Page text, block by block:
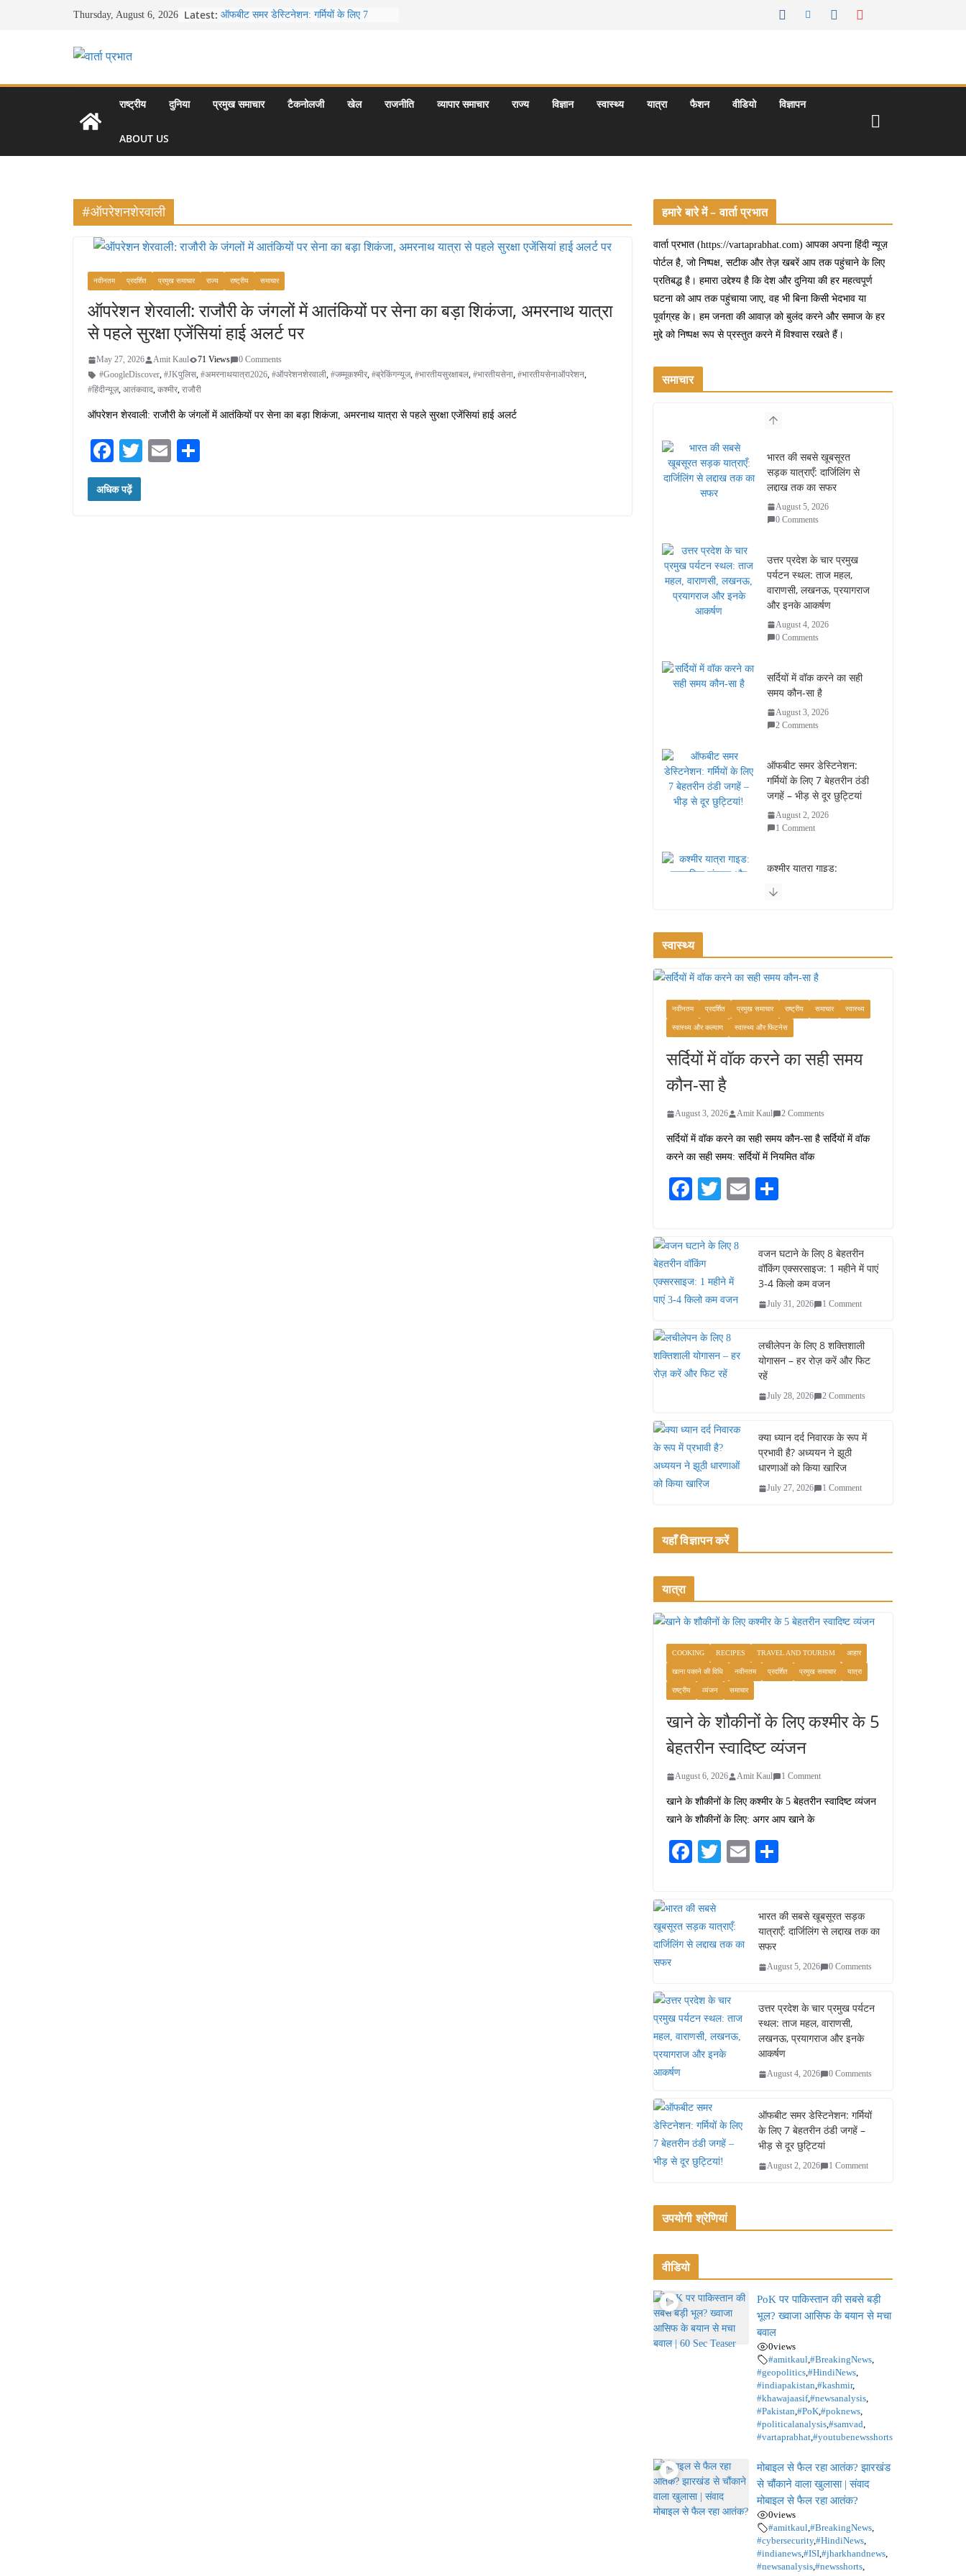
Thursday, August 6, 2026 Latest: ऑफबीट समर डेस्टिनेशन: गर्मियों के लिए 7
से लद्दाख तक का सफर
उत्तर प्रदेश के चार प्रमुख पर्यटन स्थल: ताज
राष्ट्रीय दुनिया प्रमुख समाचार टैकनोलजी खेल राजनीति व्यापार समाचार राज्य विज्ञान स्वास्थ्य यात्रा फैशन वीडियो विज्ञापन
ABOUT US
#ऑपरेशनशेरवाली
नवीनतम प्रदर्शित प्रमुख समाचार राज्य राष्ट्रीय समाचार
ऑपरेशन शेरवाली: राजौरी के जंगलों में आतंकियों पर सेना का बड़ा शिकंजा, अमरनाथ यात्रा
से पहले सुरक्षा एजेंसियां हाई अलर्ट पर
May 27, 2026 Amit Kaul 71 Views
0 Comments
#GoogleDiscover, #JKपुलिस, #अमरनाथयात्रा2026, #ऑपरेशनशेरवाली, #जम्मूकश्मीर, #ब्रेकिंगन्यूज, #भारतीयसुरक्षाबल, #भारतीयसेना, #भारतीयसेनाऑपरेशन,
#हिंदीन्यूज़, आतंकवाद, कश्मीर, राजौरी
ऑपरेशन शेरवाली: राजौरी के जंगलों में आतंकियों पर सेना का बड़ा शिकंजा, अमरनाथ यात्रा से पहले सुरक्षा एजेंसियां हाई अलर्ट
Fa
ce
bo
T
E
अधिक पढ़ें
हमारे बारे में – वार्ता प्रभात
वार्ता प्रभात (https://vartaprabhat.com) आपका अपना हिंदी न्यूज़
पोर्टल है, जो निष्पक्ष, सटीक और तेज़ खबरें आप तक पहुंचाने के लिए
प्रतिबद्ध है। हमारा उद्देश्य है कि देश और दुनिया की हर महत्वपूर्ण
घटना को आप तक पहुंचाया जाए, वह भी बिना किसी भेदभाव या
पूर्वाग्रह के। हम जनता की आवाज़ को बुलंद करने और समाज के हर
मुद्दे को निष्पक्ष रूप से प्रस्तुत करने में विश्वास रखते हैं।
समाचार
भारत की सबसे खूबसूरत
सड़क यात्राएँ: दार्जिलिंग से
लद्दाख तक का सफर
August 5, 2026
0 Comments
उत्तर प्रदेश के चार प्रमुख
पर्यटन स्थल: ताज महल,
वाराणसी, लखनऊ, प्रयागराज
और इनके आकर्षण
August 4, 2026
0 Comments
सर्दियों में वॉक करने का सही
समय कौन-सा है
August 3, 2026
2 Comments
ऑफबीट समर डेस्टिनेशन:
गर्मियों के लिए 7 बेहतरीन ठंडी
जगहें – भीड़ से दूर छुट्टियां
August 2, 2026
1 Comment
कश्मीर यात्रा गाइड:
स्वादिष्ट भोजन का अनूठा संगम
वजन घटाने के लिए 8 बेहतरीन
वॉकिंग एक्सरसाइज: 1 महीने में
पाएं 3-4 किलो कम वजन
July 31, 2026 1 Comment
रामेश्वरम यात्रा गाइड: पवित्र
July 30, 2026
खाने के शौकीनों के लिए
व्यंजन
August 6, 2026
स्वास्थ्य
नवीनतम प्रदर्शित प्रमुख समाचार राष्ट्रीय समाचार स्वास्थ्य
स्वास्थ्य और कल्याण स्वास्थ्य और फिटनेस
सर्दियों में वॉक करने का सही समय
कौन-सा है
August 3, 2026 Amit Kaul 2 Comments
सर्दियों में वॉक करने का सही समय कौन-सा है सर्दियों में वॉक
करने का सही समय: सर्दियों में नियमित वॉक
Fa
bo
ok
T
tte
r
E
वजन घटाने के लिए 8 बेहतरीन
वॉकिंग एक्सरसाइज: 1 महीने में पाएं
3-4 किलो कम वजन
July 31, 2026 1 Comment
लचीलेपन के लिए 8 शक्तिशाली
योगासन – हर रोज़ करें और फिट
रहें
July 28, 2026 2 Comments
क्या ध्यान दर्द निवारक के रूप में
प्रभावी है? अध्ययन ने झूठी
धारणाओं को किया खारिज
July 27, 2026 1 Comment
यहाँ विज्ञापन करें
यात्रा
COOKING RECIPES TRAVEL AND TOURISM आहार
खाना पकाने की विधि नवीनतम प्रदर्शित प्रमुख समाचार यात्रा
राष्ट्रीय व्यंजन समाचार
खाने के शौकीनों के लिए कश्मीर के 5
बेहतरीन स्वादिष्ट व्यंजन
August 6, 2026 Amit Kaul 1 Comment
खाने के शौकीनों के लिए कश्मीर के 5 बेहतरीन स्वादिष्ट व्यंजन
खाने के शौकीनों के लिए: अगर आप खाने के
Fa
bo
ok
T
r
E
भारत की सबसे खूबसूरत सड़क
यात्राएँ: दार्जिलिंग से लद्दाख तक का
सफर
August 5, 2026 0 Comments
उत्तर प्रदेश के चार प्रमुख पर्यटन
स्थल: ताज महल, वाराणसी,
लखनऊ, प्रयागराज और इनके
आकर्षण
August 4, 2026 0 Comments
ऑफबीट समर डेस्टिनेशन: गर्मियों
के लिए 7 बेहतरीन ठंडी जगहें –
भीड़ से दूर छुट्टियां
August 2, 2026 1 Comment
उपयोगी श्रेणियां
वीडियो
PoK पर पाकिस्तान की सबसे बड़ी
भूल? ख्वाजा आसिफ के बयान से मचा
बवाल
0views
#amitkaul,#BreakingNews,
#geopolitics,#HindiNews,
#indiapakistan,#kashmir,
#khawajaasif,#newsanalysis,
#Pakistan,#PoK,#poknews,
#politicalanalysis,#samvad,
#vartaprabhat,#youtubenewsshorts
मोबाइल से फैल रहा आतंक? झारखंड
से चौंकाने वाला खुलासा | संवाद
मोबाइल से फैल रहा आतंक?
0views
#amitkaul,#BreakingNews,
#cybersecurity,#HindiNews,
#indianews,#ISI,#jharkhandnews,
#newsanalysis,#newsshorts,